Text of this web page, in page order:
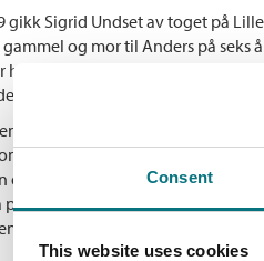
Consent
This website uses cookies
gikk Sigrid Undset av toget på
og mor til Anders på seks
hun gravid med barn nummer tre,
alene.
hjem resten av livet. Der gikk
til en frodig og kompleks
drømt å gjøre dette. Da hun fikk
Arbeidet med å skape
idealverden rundt de gamle